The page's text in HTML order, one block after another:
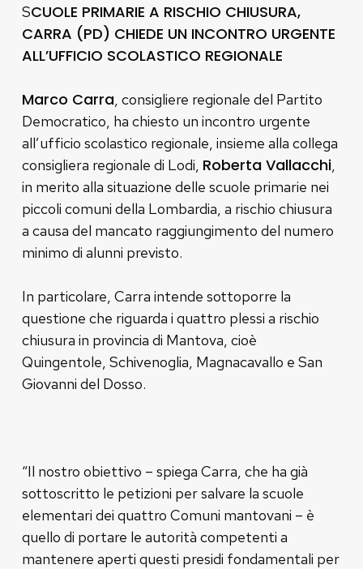
SCUOLE PRIMARIE A RISCHIO CHIUSURA,
CARRA (PD) CHIEDE UN INCONTRO URGENTE
ALL’UFFICIO SCOLASTICO REGIONALE
Marco Carra, consigliere regionale del Partito
Democratico, ha chiesto un incontro urgente
all’ufficio scolastico regionale, insieme alla collega
consigliera regionale di Lodi, Roberta Vallacchi,
in merito alla situazione delle scuole primarie nei
piccoli comuni della Lombardia, a rischio chiusura
a causa del mancato raggiungimento del numero
minimo di alunni previsto.
In particolare, Carra intende sottoporre la
questione che riguarda i quattro plessi a rischio
chiusura in provincia di Mantova, cioè
Quingentole, Schivenoglia, Magnacavallo e San
Giovanni del Dosso.
“Il nostro obiettivo – spiega Carra, che ha già
sottoscritto le petizioni per salvare la scuole
elementari dei quattro Comuni mantovani – è
quello di portare le autorità competenti a
mantenere aperti questi presidi fondamentali per